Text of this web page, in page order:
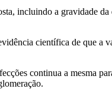
incluindo a gravidade
científica de que a
continua a mesma